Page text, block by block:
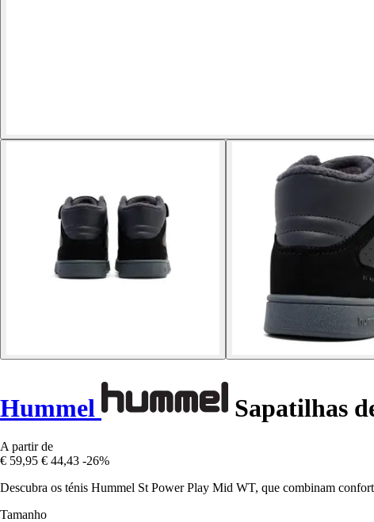
Hummel Sapatilhas
A partir de
€ 59,95 € 44,43 -26%
Descubra os ténis Hummel St Power Play Mid WT, que combinam
Tamanho